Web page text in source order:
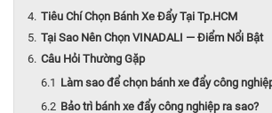
Tiêu Chí Chọn Bánh Xe Đẩy Tại Tp.HCM
Tại Sao Nên Chọn VINADALI — Điểm Nổi Bật
Câu Hỏi Thường Gặp
Làm sao để chọn bánh xe đẩy công
Bảo trì bánh xe đẩy công nghiệp ra sao?